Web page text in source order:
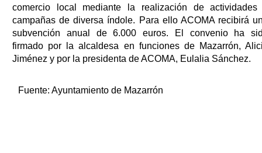
comercio local mediante la realización de actividades
campañas de diversa índole. Para ello ACOMA recibirá
subvención anual de 6.000 euros. El convenio ha
firmado por la alcaldesa en funciones de Mazarrón,
Jiménez y por la presidenta de ACOMA, Eulalia Sánchez.
Fuente: Ayuntamiento de Mazarrón